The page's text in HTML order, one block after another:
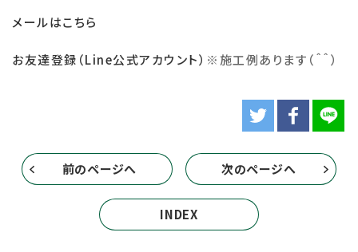
メールはこちら
お友達登録（Line公式アカウント） ※施工例あります（＾＾）
前のページへ
INDEX
次のページへ